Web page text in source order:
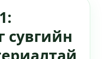
сувгийн